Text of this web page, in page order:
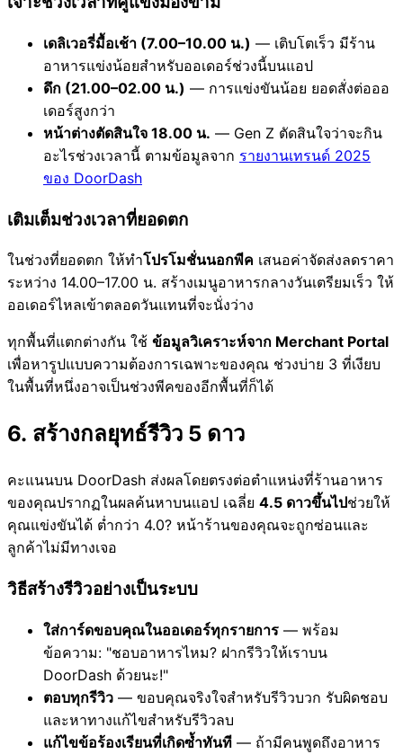
เดลิเวอรี่มื้อเช้า (7.00–10.00 น.) — เติบโตเร็ว มีร้าน
อาหารแข่งน้อยสำหรับออเดอร์ช่วงนี้บนแอป
ดึก (21.00–02.00 น.) — การแข่งขันน้อย ยอดสั่งต่อออ
เดอร์สูงกว่า
หน้าต่างตัดสินใจ 18.00 น. — Gen Z ตัดสินใจว่าจะกิน
อะไรช่วงเวลานี้ ตามข้อมูลจาก รายงานเทรนด์ 2025
ของ DoorDash
เติมเต็มช่วงเวลาที่ยอดตก
ในช่วงที่ยอดตก ให้ทำโปรโมชั่นนอกพีค เสนอค่าจัดส่งลดราคา
ระหว่าง 14.00–17.00 น. สร้างเมนูอาหารกลางวันเตรียมเร็ว ให้
ออเดอร์ไหลเข้าตลอดวันแทนที่จะนั่งว่าง
ทุกพื้นที่แตกต่างกัน ใช้ ข้อมูลวิเคราะห์จาก Merchant Portal
เพื่อหารูปแบบความต้องการเฉพาะของคุณ ช่วงบ่าย 3 ที่เงียบ
ในพื้นที่หนึ่งอาจเป็นช่วงพีคของอีกพื้นที่ก็ได้
6. สร้างกลยุทธ์รีวิว 5 ดาว
คะแนนบน DoorDash ส่งผลโดยตรงต่อตำแหน่งที่ร้านอาหาร
ของคุณปรากฏในผลค้นหาบนแอป เฉลี่ย 4.5 ดาวขึ้นไปช่วยให้
คุณแข่งขันได้ ต่ำกว่า 4.0? หน้าร้านของคุณจะถูกซ่อนและ
ลูกค้าไม่มีทางเจอ
วิธีสร้างรีวิวอย่างเป็นระบบ
ใส่การ์ดขอบคุณในออเดอร์ทุกรายการ — พร้อม
ข้อความ: "ชอบอาหารไหม? ฝากรีวิวให้เราบน
DoorDash ด้วยนะ!"
ตอบทุกรีวิว — ขอบคุณจริงใจสำหรับรีวิวบวก รับผิดชอบ
และหาทางแก้ไขสำหรับรีวิวลบ
แก้ไขข้อร้องเรียนที่เกิดซ้ำทันที — ถ้ามีคนพูดถึงอาหาร